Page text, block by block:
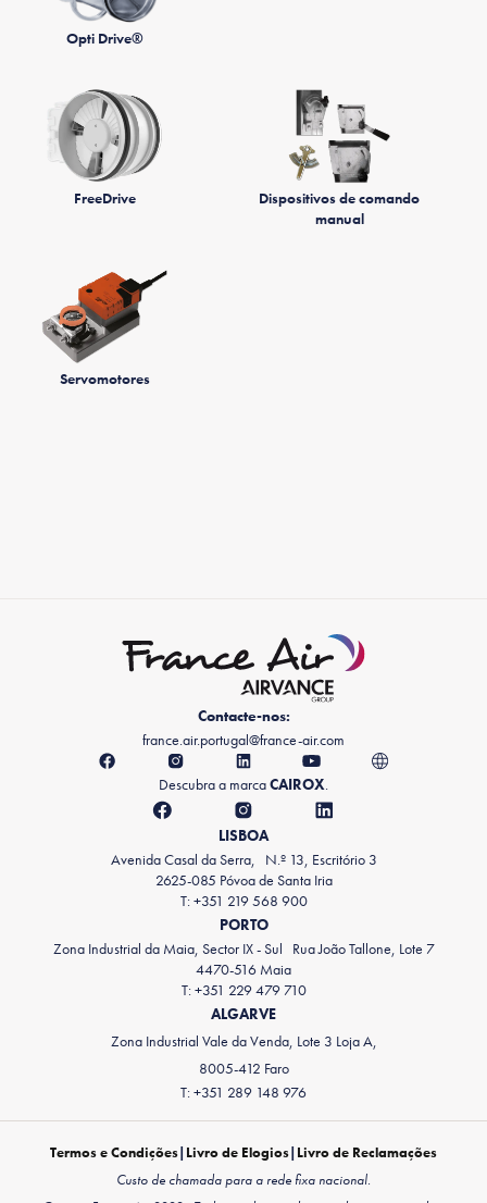
Opti Drive®
FreeDrive
Dispositivos de comando
manual
Servomotores
Contacte-nos:
france.air.portugal@france-air.com
Descubra a marcaCAIROX.
LISBOA
Avenida Casal da Serra, N.º 13, Escritório 3
2625-085 Póvoa de Santa Iria
T: +351 219 568 900
PORTO
Zona Industrial da Maia, Sector IX - Sul Rua João Tallone, Lote 7
4470-516 Maia
T: +351 229 479 710
ALGARVE
Zona Industrial Vale da Venda, Lote 3 Loja A,
8005-412 Faro
T: +351 289 148 976
Termos e Condições| Livro de Elogios| Livro de Reclamações
Custo de chamada para a rede fixa nacional.